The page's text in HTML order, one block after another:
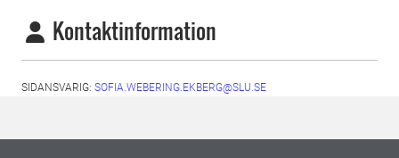
Kontaktinformation
SIDANSVARIG: SOFIA.WEBERING.EKBERG@SLU.SE